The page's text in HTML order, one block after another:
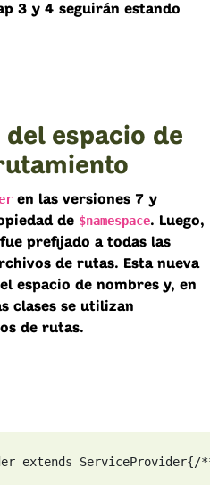
3 y 4 seguirán estando
espacio de
en las versiones 7 y
de $namespace. Luego,
prefijado a todas las
de rutas. Esta nueva
espacio de nombres y, en
clases se utilizan
de rutas.
extends ServiceProvider{/